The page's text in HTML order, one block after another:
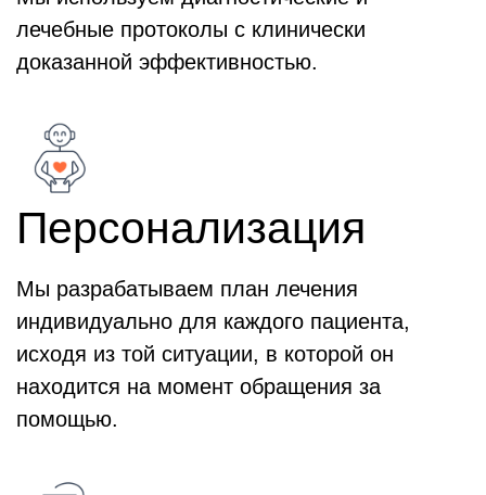
лечебные протоколы с клинически
доказанной эффективностью.
Персонализация
Мы разрабатываем план лечения
индивидуально для каждого пациента,
исходя из той ситуации, в которой он
находится на момент обращения за
помощью.